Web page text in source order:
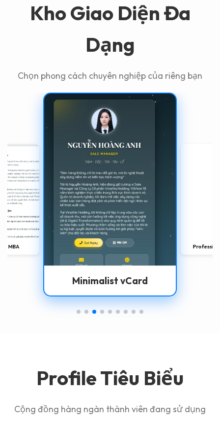
Kho Giao Diện Đa
Dạng
Chọn phong cách chuyên nghiệp của riêng bạn
MBA
Minimalist vCard
Profile Tiêu Biểu
Cộng đồng hàng ngàn thành viên đang sử dụng